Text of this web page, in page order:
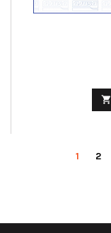

1 2